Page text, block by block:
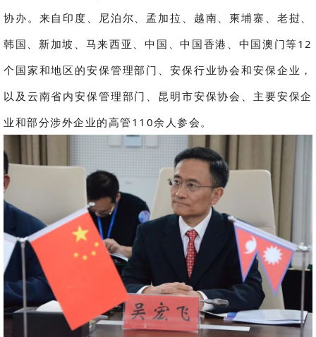
协办。来自印度、尼泊尔、孟加拉、越南、柬埔寨、老挝、
韩国、新加坡、马来西亚、中国、中国香港、中国澳门等12
个国家和地区的安保管理部门、安保行业协会和安保企业，
以及云南省内安保管理部门、昆明市安保协会、主要安保企
业和部分涉外企业的高管110余人参会。